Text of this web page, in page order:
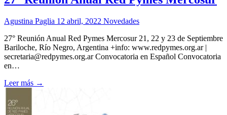
Agustina Paglia 12 abril, 2022 Novedades
27° Reunión Anual Red Pymes Mercosur 21, 22 y 23 de Septiembre
Bariloche, Río Negro, Argentina +info: www.redpymes.org.ar |
secretaria@redpymes.org.ar Convocatoria en Español Convocatoria
en…
Leer más →